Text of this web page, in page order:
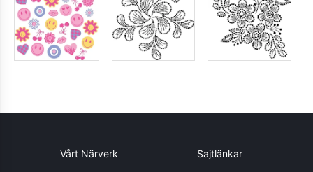
Vårt Närverk Sajtlänkar